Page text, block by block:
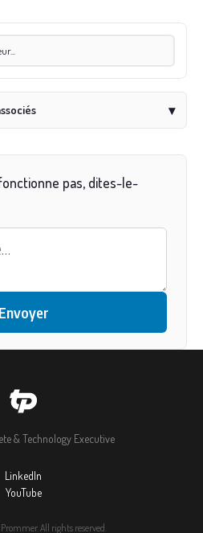
▾
pas, dites-le-
Envoyer
& Technology Executive
LinkedIn
YouTube
All rights reserved.